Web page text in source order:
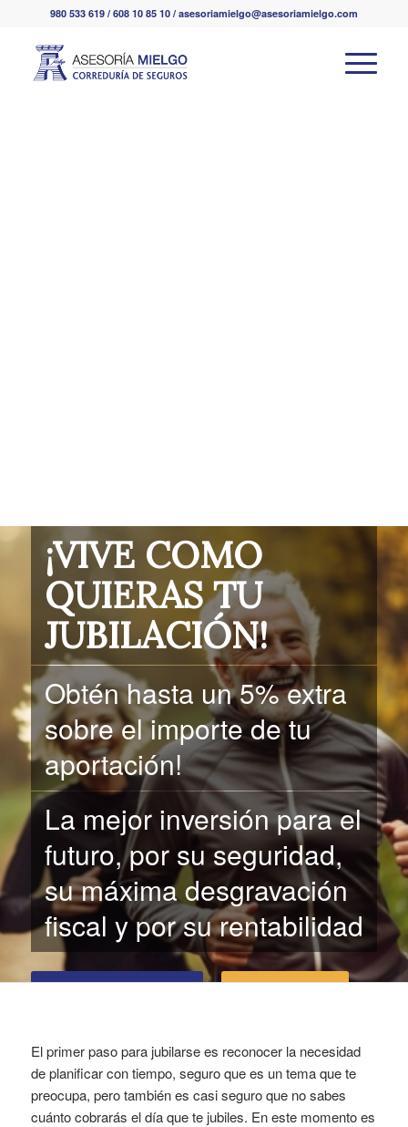
980 533 619 / 608 10 85 10 / asesoriamielgo@asesoriamielgo.com
¡VIVE COMO
QUIERAS TU
JUBILACIÓN!
Obtén hasta un 5% extra
sobre el importe de tu
aportación!
La mejor inversión para el
futuro, por su seguridad,
su máxima desgravación
fiscal y por su rentabilidad
El primer paso para jubilarse es reconocer la necesidad
de planificar con tiempo, seguro que es un tema que te
preocupa, pero también es casi seguro que no sabes
cuánto cobrarás el día que te jubiles. En este momento es